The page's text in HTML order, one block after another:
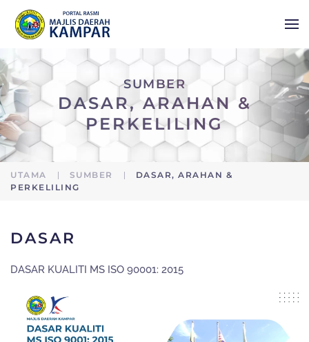
Skip to main content
SUMBER
DASAR, ARAHAN &
PERKELILING
UTAMA SUMBER
DASAR, ARAHAN &
PERKELILING
DASAR
DASAR KUALITI MS ISO 90001: 2015